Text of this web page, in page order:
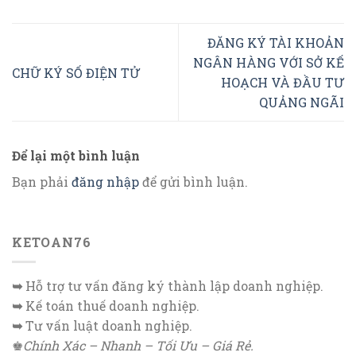
CHỮ KÝ SỐ ĐIỆN TỬ
ĐĂNG KÝ TÀI KHOẢN
NGÂN HÀNG VỚI SỞ KẾ
HOẠCH VÀ ĐẦU TƯ
QUẢNG NGÃI
Để lại một bình luận
Bạn phải đăng nhậpđể gửi bình luận.
KETOAN76
➥Hỗ trợ tư vấn đăng ký thành lập doanh nghiệp.
➥Kế toán thuế doanh nghiệp.
➥Tư vấn luật doanh nghiệp.
♚Chính Xác – Nhanh – Tối Ưu – Giá Rẻ.